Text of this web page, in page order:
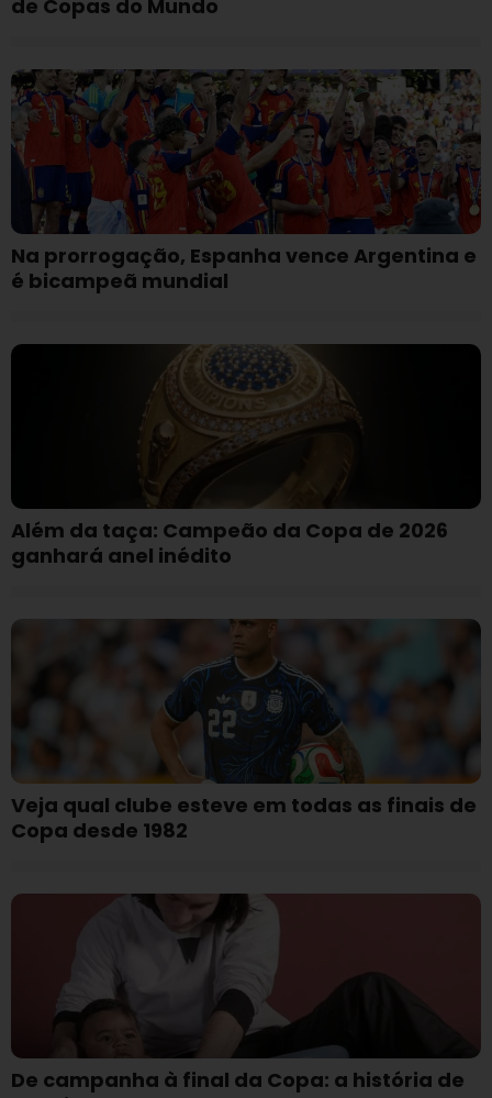
de Copas do Mundo
Na prorrogação, Espanha vence Argentina e
é bicampeã mundial
Além da taça: Campeão da Copa de 2026
ganhará anel inédito
Veja qual clube esteve em todas as finais de
Copa desde 1982
De campanha à final da Copa: a história de